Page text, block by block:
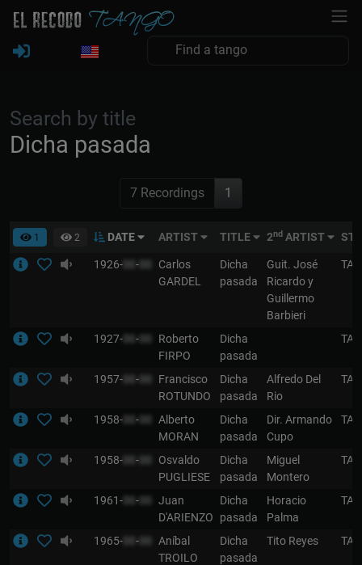
Search by title
Dicha pasada
7 Recordings 1
1 2 DATE ARTIST TITLE 2nd ARTIST
1926- -
Carlos
GARDEL
Dicha
pasada
Guit. José
Ricardo y
Guillermo
Barbieri
1927- -
Roberto
FIRPO
Dicha
pasada
1957- -
Francisco
ROTUNDO
Dicha
pasada
Alfredo Del
Rio
1958- -
Alberto
MORAN
Dicha
pasada
Dir. Armando
Cupo
1958- -
Osvaldo
PUGLIESE
Dicha
pasada
Miguel
Montero
1961- -
Juan
D'ARIENZO
Dicha
pasada
Horacio
Palma
1965- -
Aníbal
TROILO
Dicha
pasada
Tito Reyes